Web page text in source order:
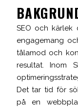
SEO och kärlek
engagemang
tålamod och
resultat. Inom
Det tar tid för
på en